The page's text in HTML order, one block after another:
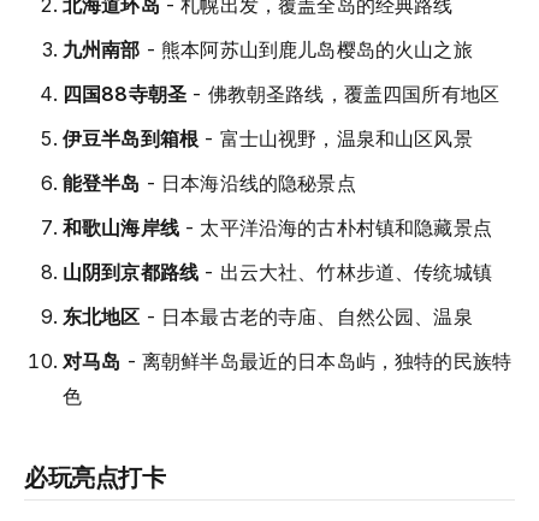
九州南部 - 熊本阿苏山到鹿儿岛樱岛的火山之旅
四国88寺朝圣 - 佛教朝圣路线，覆盖四国所有地区
伊豆半岛到箱根 - 富士山视野，温泉和山区风景
能登半岛 - 日本海沿线的隐秘景点
和歌山海岸线- 太平洋沿海的古朴村镇和隐藏景点
山阴到京都路线 - 出云大社、竹林步道、传统城镇
东北地区 - 日本最古老的寺庙、自然公园、温泉
对马岛 - 离朝鲜半岛最近的日本岛屿，独特的民族特
色
必玩亮点打卡